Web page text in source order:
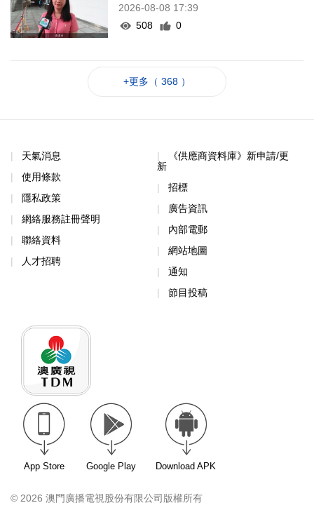
2026-08-08 17:39
508
0
+更多（ 368 ）
天氣消息
使用條款
隱私政策
網絡服務註冊聲明
聯絡資料
人才招聘
《供應商資料庫》新申請/更
新
招標
廣告資訊
內部電郵
網站地圖
通知
節目投稿
App Store Google Play Download APK
© 2026 澳門廣播電視股份有限公司版權所有